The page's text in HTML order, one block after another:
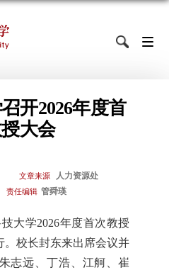
开2026年度首
大会
文章来源 人力资源处
责任编辑 管舜瑛
大学2026年度首次教授
。校长封东来出席会议并
志远、丁浩、江舸、崔